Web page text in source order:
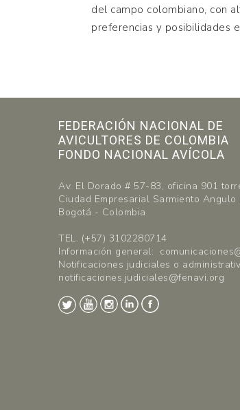
del campo colombiano, con
preferencias y posibilidades
FEDERACIÓN NACIONAL DE
AVICULTORES DE COLOMBIA
FONDO NACIONAL AVÍCOLA
Av. El Dorado # 57-83, oficina 901
Ciudad Empresarial Sarmiento Angulo
Bogotá - Colombia
TEL. (+57) 3102280714
Información general:
Notificaciones judiciales o
notificaciones.judiciales@fenavi.org